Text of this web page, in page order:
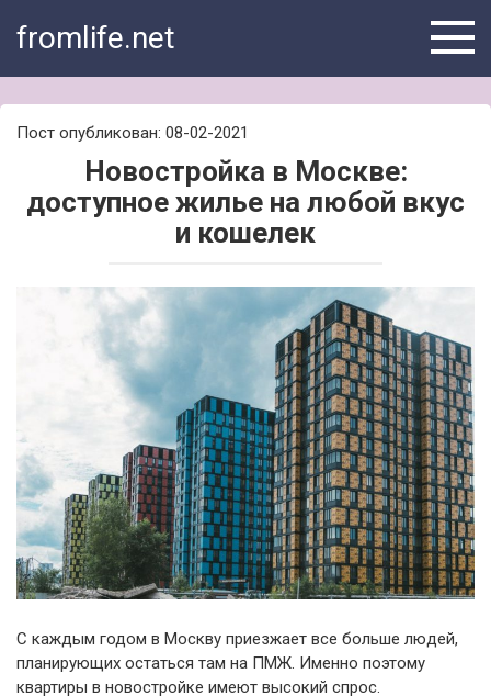
fromlife.net
Пост опубликован: 08-02-2021
Новостройка в Москве:
доступное жилье на любой вкус
и кошелек
С каждым годом в Москву приезжает все больше людей,
планирующих остаться там на ПМЖ. Именно поэтому
квартиры в новостройке имеют высокий спрос.